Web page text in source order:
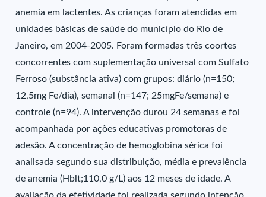
anemia em lactentes. As crianças foram atendidas em
unidades básicas de saúde do município do Rio de
Janeiro, em 2004-2005. Foram formadas três coortes
concorrentes com suplementação universal com Sulfato
Ferroso (substância ativa) com grupos: diário (n=150;
12,5mg Fe/dia), semanal (n=147; 25mgFe/semana) e
controle (n=94). A intervenção durou 24 semanas e foi
acompanhada por ações educativas promotoras de
adesão. A concentração de hemoglobina sérica foi
analisada segundo sua distribuição, média e prevalência
de anemia (Hblt;110,0 g/L) aos 12 meses de idade. A